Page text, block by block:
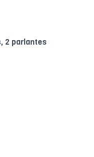
2 parlantes